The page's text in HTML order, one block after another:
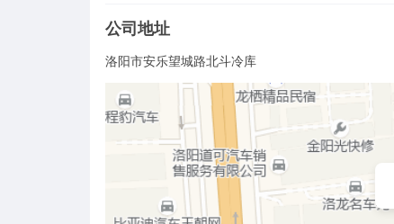
公司地址
洛阳市安乐望城路北斗冷库